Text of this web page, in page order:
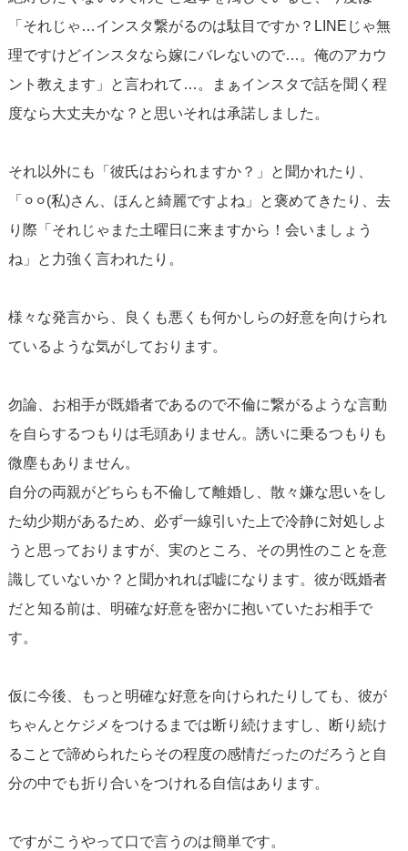
「それじゃ…インスタ繋がるのは駄目ですか？LINEじゃ無
理ですけどインスタなら嫁にバレないので…。俺のアカウ
ント教えます」と言われて…。まぁインスタで話を聞く程
度なら大丈夫かな？と思いそれは承諾しました。
それ以外にも「彼氏はおられますか？」と聞かれたり、
「⚪︎⚪︎(私)さん、ほんと綺麗ですよね」と褒めてきたり、去
り際「それじゃまた土曜日に来ますから！会いましょう
ね」と力強く言われたり。
様々な発言から、良くも悪くも何かしらの好意を向けられ
ているような気がしております。
勿論、お相手が既婚者であるので不倫に繋がるような言動
を自らするつもりは毛頭ありません。誘いに乗るつもりも
微塵もありません。
自分の両親がどちらも不倫して離婚し、散々嫌な思いをし
た幼少期があるため、必ず一線引いた上で冷静に対処しよ
うと思っておりますが、実のところ、その男性のことを意
識していないか？と聞かれれば嘘になります。彼が既婚者
だと知る前は、明確な好意を密かに抱いていたお相手で
す。
仮に今後、もっと明確な好意を向けられたりしても、彼が
ちゃんとケジメをつけるまでは断り続けますし、断り続け
ることで諦められたらその程度の感情だったのだろうと自
分の中でも折り合いをつけれる自信はあります。
ですがこうやって口で言うのは簡単です。